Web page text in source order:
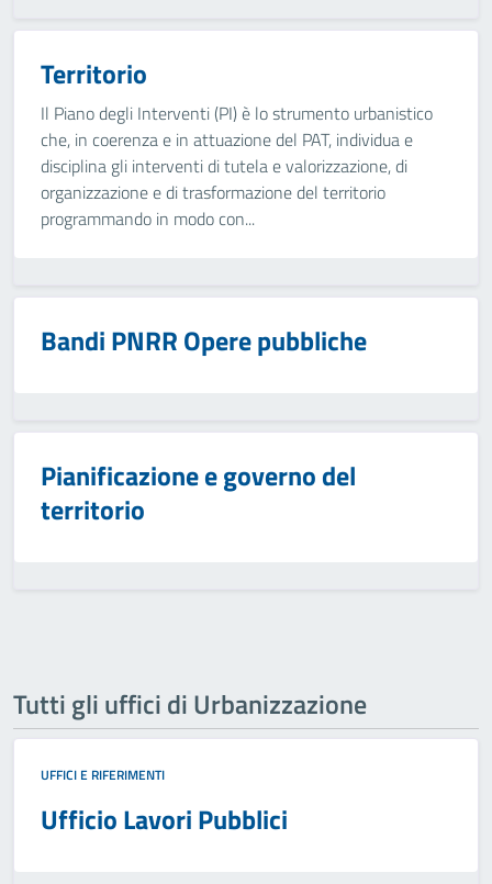
Territorio
Il Piano degli Interventi (PI) è lo strumento urbanistico
che, in coerenza e in attuazione del PAT, individua e
disciplina gli interventi di tutela e valorizzazione, di
organizzazione e di trasformazione del territorio
programmando in modo con...
Bandi PNRR Opere pubbliche
Pianificazione e governo del
territorio
Tutti gli uffici di Urbanizzazione
UFFICI E RIFERIMENTI
Ufficio Lavori Pubblici